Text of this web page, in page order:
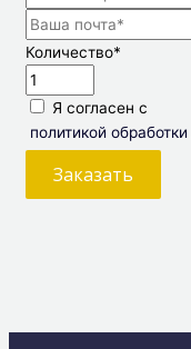
Количество*
Я согласен с
политикой
Заказать